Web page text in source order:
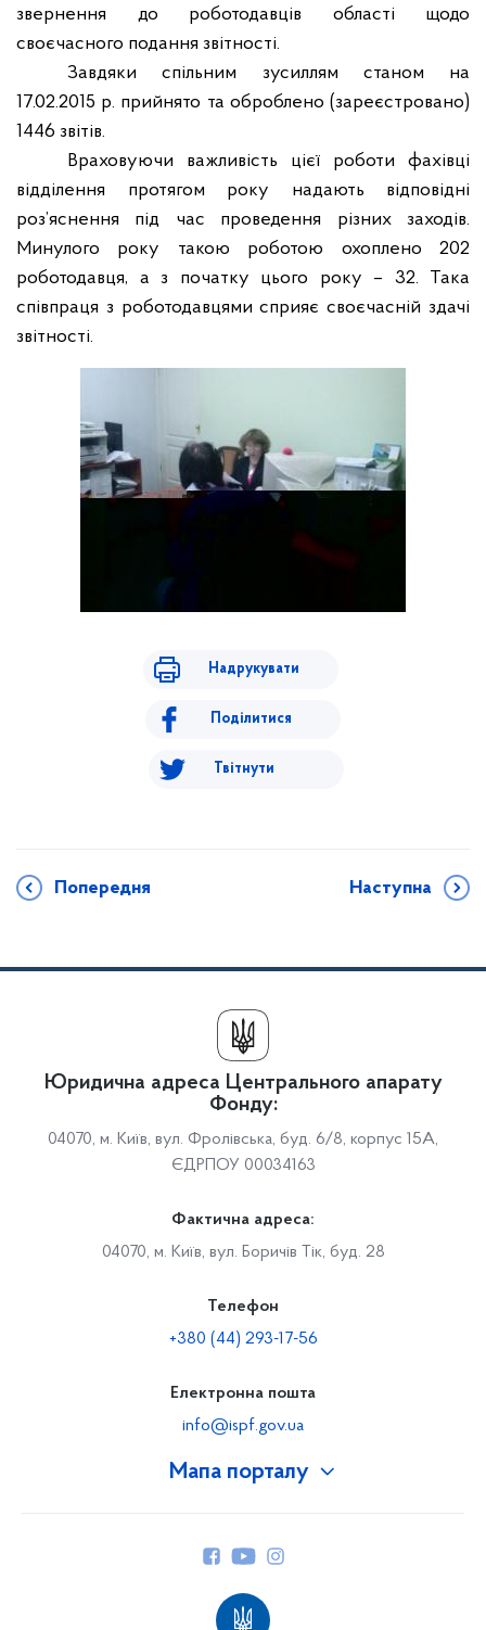
звернення до роботодавців області щодо
своєчасного подання звітності.
Завдяки спільним зусиллям станом на
17.02.2015 р. прийнято та оброблено (зареєстровано)
1446 звітів.
Враховуючи важливість цієї роботи фахівці
відділення протягом року надають відповідні
роз’яснення під час проведення різних заходів.
Минулого року такою роботою охоплено 202
роботодавця, а з початку цього року – 32. Така
співпраця з роботодавцями сприяє своєчасній здачі
звітності.
Надрукувати
Поділитися
Твітнути
Попередня Наступна
Мапа порталу
Юридична адреса Центрального апарату
Фонду:
04070, м. Київ, вул. Фролівська, буд. 6/8, корпус 15А,
ЄДРПОУ 00034163
Фактична адреса:
04070, м. Київ, вул. Боричів Тік, буд. 28
Телефон
+380 (44) 293-17-56
Електронна пошта
info@ispf.gov.ua